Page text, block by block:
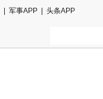
军事APP 头条APP